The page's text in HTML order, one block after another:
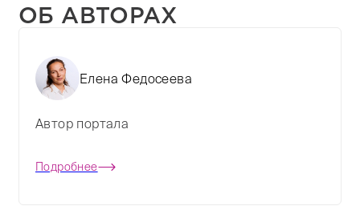
ОБ АВТОРАХ
Елена Федосеева
Автор портала
Подробнее